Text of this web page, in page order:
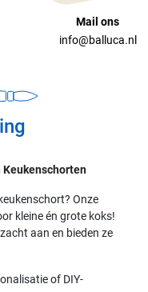
Mail ons
info@balluca.nl
Keukenschorten
Onze
kleine én grote koks!
aan en bieden ze
of DIY-